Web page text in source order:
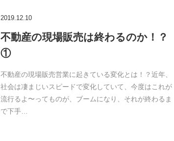
2019.12.10
不動産の現場販売は終わるのか！？
①
不動産の現場販売営業に起きている変化とは！？近年、
社会は凄まじいスピードで変化していて、今度はこれが
流行るよ〜ってものが、ブームになり、それが終わるま
で下手…